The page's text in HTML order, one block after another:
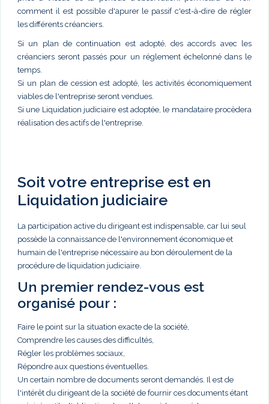
comment il est possible d'apurer le passif c'est-à-dire de régler
les différents créanciers.
Si un plan de continuation est adopté, des accords avec les
créanciers seront passés pour un réglement échelonné dans le
temps.
Si un plan de cession est adopté, les activités économiquement
viables de l'entreprise seront vendues.
Si une Liquidation judiciaire est adoptée, le mandataire procèdera
réalisation des actifs de l'entreprise.
Soit votre entreprise est en
Liquidation judiciaire
La participation active du dirigeant est indispensable, car lui seul
possède la connaissance de l'environnement économique et
humain de l'entreprise nécessaire au bon déroulement de la
procédure de liquidation judiciaire.
Un premier rendez-vous est
organisé pour :
Faire le point sur la situation exacte de la société,
Comprendre les causes des difficultés,
Régler les problèmes sociaux,
Répondre aux questions éventuelles.
Un certain nombre de documents seront demandés. Il est de
l'intérêt du dirigeant de la société de fournir ces documents étant